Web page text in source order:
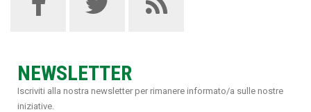
NEWSLETTER
Iscriviti alla nostra newsletter per rimanere informato/a sulle nostre
iniziative.